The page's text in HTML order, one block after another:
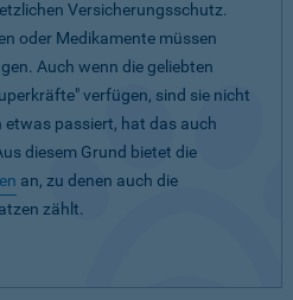
Versicherungsschutz.
oder Medikamente müssen
Auch wenn die geliebten
verfügen, sind sie nicht
etwas passiert, hat das auch
diesem Grund bietet die
an, zu denen auch die
zählt.